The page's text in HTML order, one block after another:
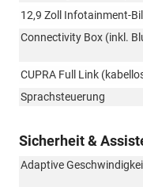
12,9 Zoll Infotainment-
Connectivity Box (inkl.
CUPRA Full Link
Sprachsteuerung
Sicherheit &
Adaptive